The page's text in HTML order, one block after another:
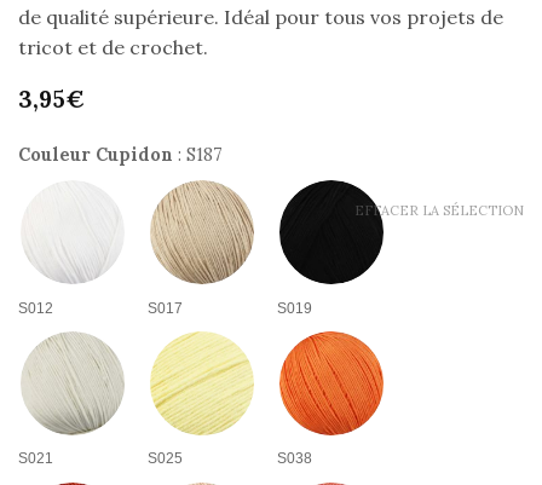
9.9/10(227 avis)
de qualité supérieure. Idéal pour tous vos projets de
tricot et de crochet.
3,95€
Couleur Cupidon : S187
S012 S017 S019
S021 S025 S038
EFFACER LA SÉLECTION